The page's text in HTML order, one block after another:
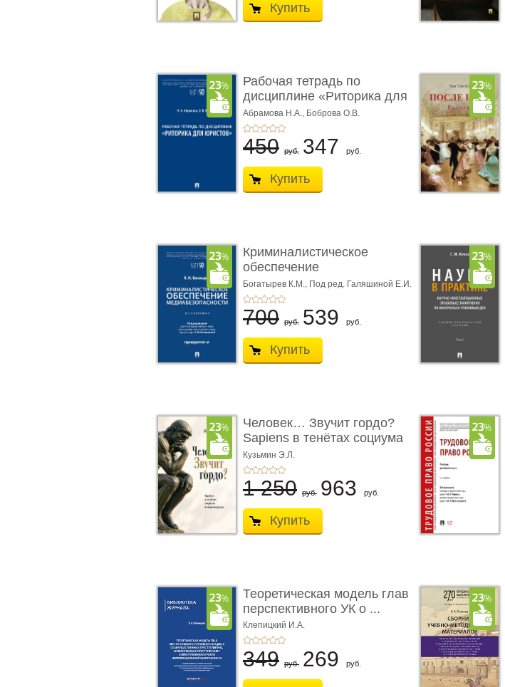
Купить
Рабочая тетрадь по
дисциплине «Риторика для
ю� ...
Абрамова Н.А., Боброва О.В.
450 руб. 347 руб.
Купить
Криминалистическое
обеспечение
медиабезопас� ...
Богатырев К.М., Под ред. Галяшиной Е.И.
700 руб. 539 руб.
Купить
Человек… Звучит гордо?
Sapiens в тенётах социума
� ...
Кузьмин Э.Л.
1 250 руб. 963 руб.
Купить
Теоретическая модель глав
перспективного УК о ...
Клепицкий И.А.
349 руб. 269 руб.